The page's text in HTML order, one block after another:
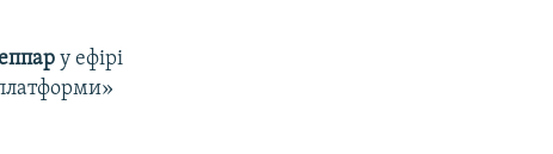
у ефірі